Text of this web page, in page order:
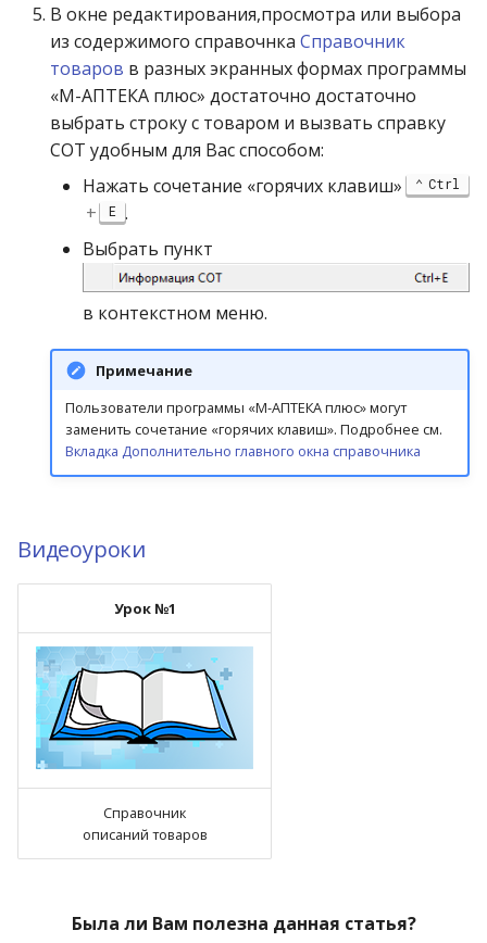
В окне редактирования,просмотра или выбора
из содержимого справочнка Справочник
товаров в разных экранных формах программы
«М-АПТЕКА плюс» достаточно достаточно
выбрать строку с товаром и вызвать справку
СОТ удобным для Вас способом:
Нажать сочетание «горячих клавиш»
Ctrl
+ E .
Выбрать пункт
в контекстном меню.
Примечание
Пользователи программы «М-АПТЕКА плюс» могут
заменить сочетание «горячих клавиш». Подробнее см.
Вкладка Дополнительно главного окна справочника
Видеоуроки
Урок №1
Справочник
описаний товаров
Была ли Вам полезна данная статья?